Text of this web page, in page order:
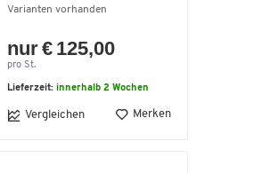
Varianten vorhanden
nur € 125,00
pro St.
Lieferzeit: innerhalb 2 Wochen
Vergleichen Merken